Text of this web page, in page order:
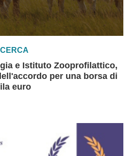
e Istituto Zooprofilattico,
per una borsa di
euro